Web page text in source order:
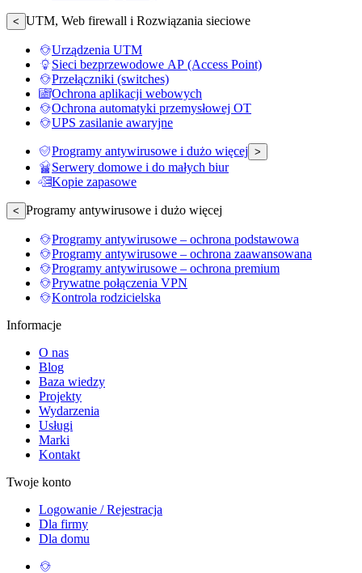
< UTM, Web firewall i Rozwiązania sieciowe
Urządzenia UTM
Sieci bezprzewodowe AP (Access Point)
Przełączniki (switches)
Ochrona aplikacji webowych
Ochrona automatyki przemysłowej OT
UPS zasilanie awaryjne
Programy antywirusowe i dużo więcej >
Serwery domowe i do małych biur
Kopie zapasowe
< Programy antywirusowe i dużo więcej
Programy antywirusowe – ochrona podstawowa
Programy antywirusowe – ochrona zaawansowana
Programy antywirusowe – ochrona premium
Prywatne połączenia VPN
Kontrola rodzicielska
Informacje
O nas
Blog
Baza wiedzy
Projekty
Wydarzenia
Usługi
Marki
Kontakt
Twoje konto
Logowanie / Rejestracja
Dla firmy
Dla domu